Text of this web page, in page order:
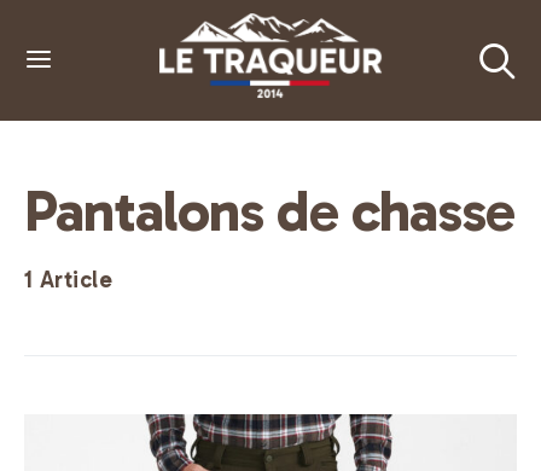
Pantalons de chasse
1 Article